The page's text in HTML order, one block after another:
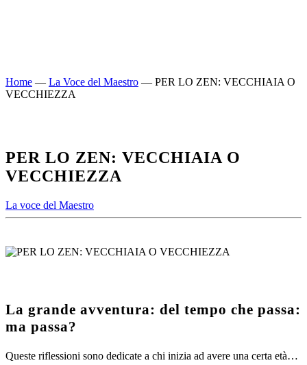
Home — La Voce del Maestro — PER LO ZEN: VECCHIAIA O
VECCHIEZZA
PER LO ZEN: VECCHIAIA O
VECCHIEZZA
La voce del Maestro
La grande avventura: del tempo che passa:
ma passa?
Queste riflessioni sono dedicate a chi inizia ad avere una certa età…